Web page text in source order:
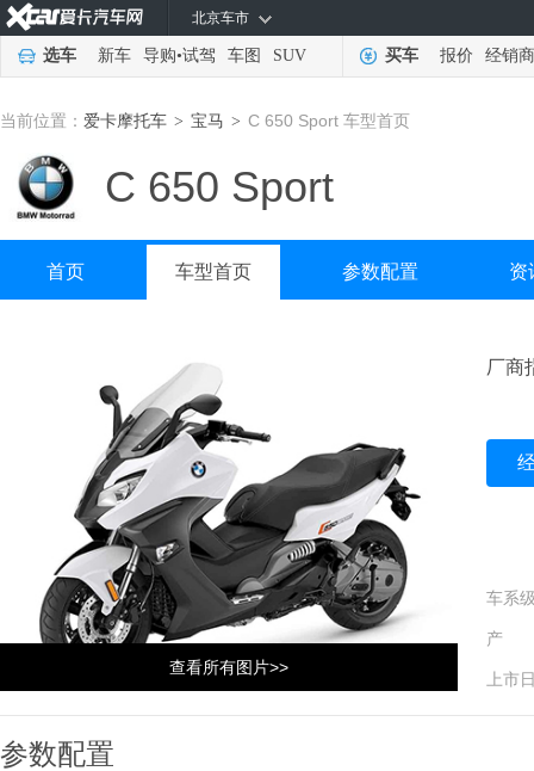
北京车市
选车 新车 导购•试驾 车图 SUV 买车 报价 经销商
当前位置： 爱卡摩托车 > 宝马 > C 650 Sport 车型首页
C 650 Sport
首页 车型首页 参数配置 资
查看所有图片>>
厂商
车系
产
上市
参数配置